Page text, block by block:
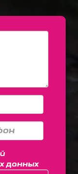
данных